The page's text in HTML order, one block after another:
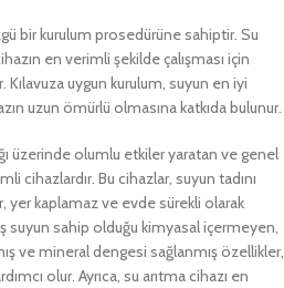
bir kurulum prosedürüne sahiptir. Su
en verimli şekilde çalışması için
Kılavuza uygun kurulum, suyun en iyi
uzun ömürlü olmasına katkıda bulunur.
üzerinde olumlu etkiler yaratan ve genel
cihazlardır. Bu cihazlar, suyun tadını
yer kaplamaz ve evde sürekli olarak
suyun sahip olduğu kimyasal içermeyen,
ve mineral dengesi sağlanmış özellikler,
olur. Ayrıca, su arıtma cihazı en